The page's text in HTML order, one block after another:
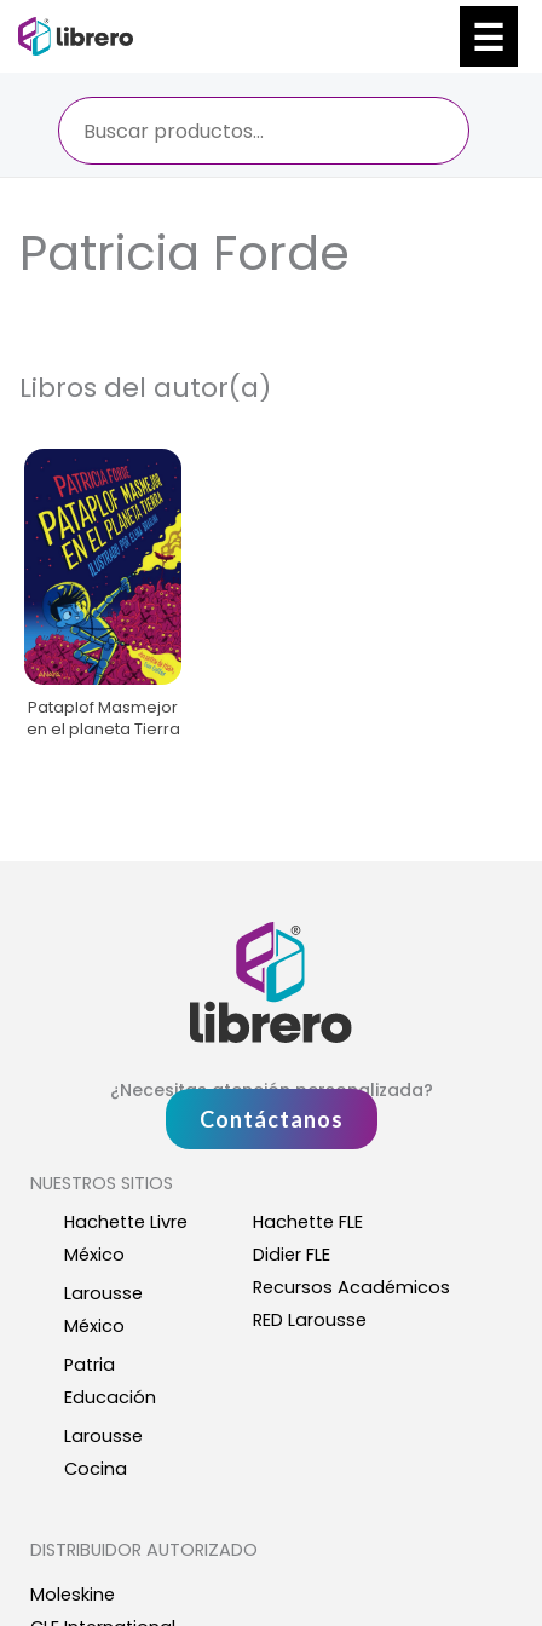
Patricia Forde
Libros del autor(a)
Pataplof Masmejor
en el planeta Tierra
¿Necesitas atención personalizada?
Contáctanos
NUESTROS SITIOS
Hachette Livre
México
Larousse
México
Patria
Educación
Larousse
Cocina
Hachette FLE
Didier FLE
Recursos Académicos
RED Larousse
DISTRIBUIDOR AUTORIZADO
Moleskine